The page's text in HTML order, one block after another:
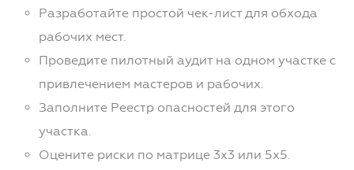
Разработайте простой чек-лист для обхода
рабочих мест.
Проведите пилотный аудит на одном участке с
привлечением мастеров и рабочих.
Заполните Реестр опасностей для этого
участка.
Оцените риски по матрице 3x3 или 5x5.